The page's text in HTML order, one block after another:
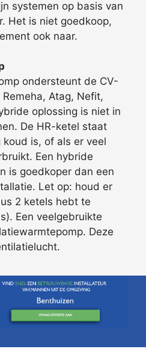
systemen op basis van
Het is niet goedkoop,
ook naar.
ondersteunt de CV-
Atag, Nefit,
oplossing is niet in
De HR-ketel staat
is, of als er veel
Een hybride
is goedkoper dan een
Let op: houd er
2 ketels hebt te
Een veelgebruikte
Deze